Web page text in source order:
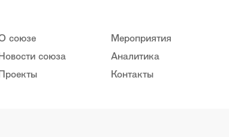
союзе
союза
Мероприятия
Аналитика
Контакты